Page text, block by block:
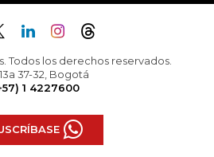
Todos los derechos reservados.
37-32, Bogotá
1 4227600